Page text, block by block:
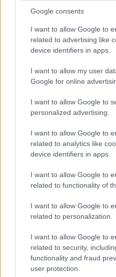
Google consents
I want to allow Google to
related to advertising like
device identifiers in apps.
I want to allow my user
Google for online
I want to allow Google to
personalized advertising.
I want to allow Google to
related to analytics like
device identifiers in apps.
I want to allow Google to
related to functionality of
I want to allow Google to
related to personalization.
I want to allow Google to
related to security,
functionality and fraud
user protection.